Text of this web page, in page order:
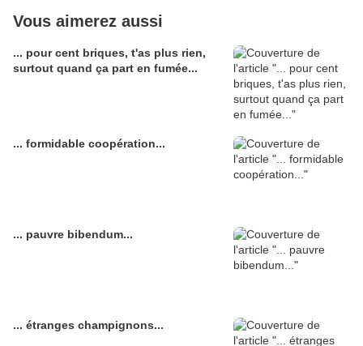
Vous aimerez aussi
... pour cent briques, t'as plus rien,
surtout quand ça part en fumée...
... formidable coopération...
... pauvre bibendum...
... étranges champignons...